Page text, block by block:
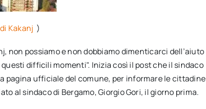
Kakanj )
non possiamo e non dobbiamo dimenticarci dell’aiuto
difficili momenti". Inizia così il post che il sindaco
pagina ufficiale del comune, per informare le cittadine
al sindaco di Bergamo, Giorgio Gori, il giorno prima.